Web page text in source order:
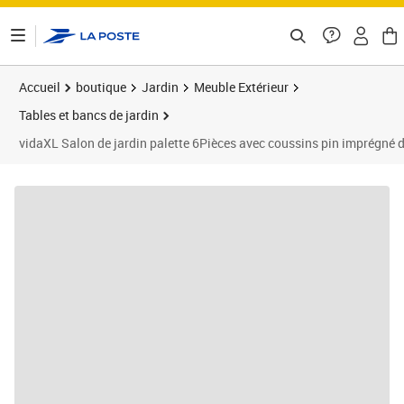
Accueil boutique Jardin
Meuble Extérieur
Tables et bancs de jardin
vidaXL Salon de jardin palette 6Pièces avec coussins pin imprégné